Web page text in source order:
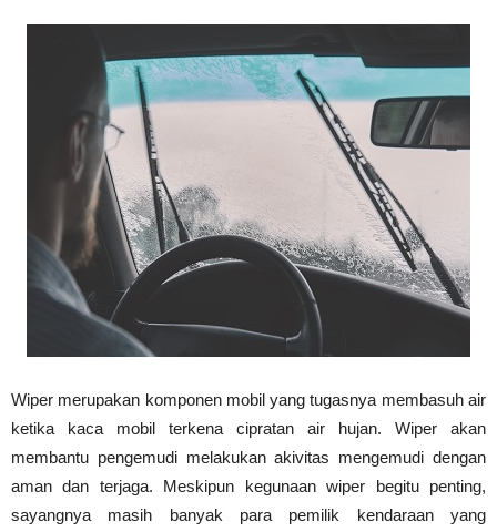
Wiper merupakan komponen mobil yang tugasnya membasuh air
ketika kaca mobil terkena cipratan air hujan. Wiper akan
membantu pengemudi melakukan akivitas mengemudi dengan
aman dan terjaga. Meskipun kegunaan wiper begitu penting,
sayangnya masih banyak para pemilik kendaraan yang